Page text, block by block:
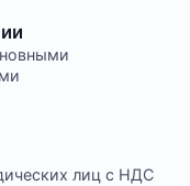
лиц с НДС